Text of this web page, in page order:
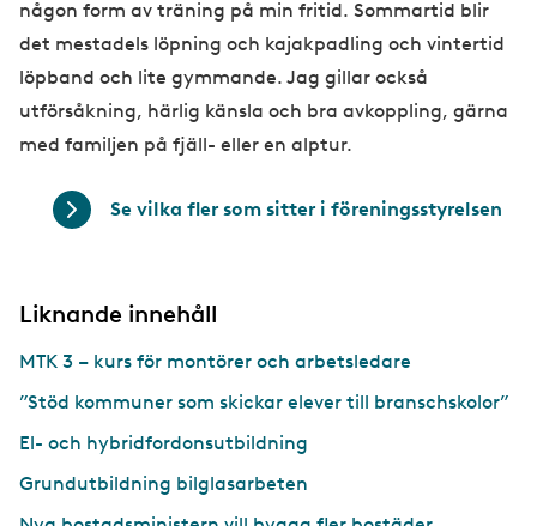
någon form av träning på min fritid. Sommartid blir
det mestadels löpning och kajakpadling och vintertid
löpband och lite gymmande. Jag gillar också
utförsåkning, härlig känsla och bra avkoppling, gärna
med familjen på fjäll- eller en alptur.
Se vilka fler som sitter i föreningsstyrelsen
Liknande innehåll
MTK 3 – kurs för montörer och arbetsledare
”Stöd kommuner som skickar elever till branschskolor”
El- och hybridfordonsutbildning
Grundutbildning bilglasarbeten